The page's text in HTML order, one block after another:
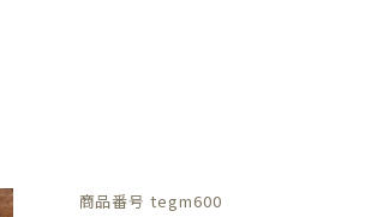
商品番号 tegm600